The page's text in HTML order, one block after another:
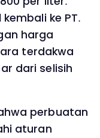
ke PT.
harga
terdakwa
dari selisih
perbuatan
aturan